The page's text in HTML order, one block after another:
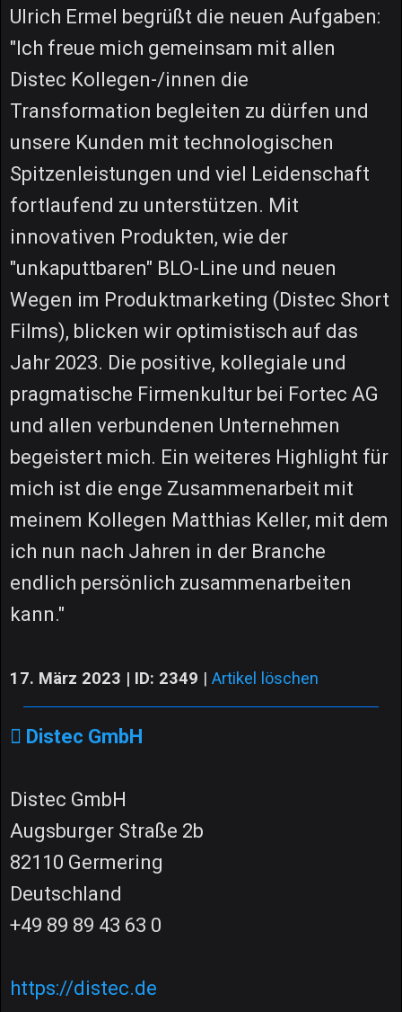
Ulrich Ermel begrüßt die neuen Aufgaben:
"Ich freue mich gemeinsam mit allen
Distec Kollegen-/innen die
Transformation begleiten zu dürfen und
unsere Kunden mit technologischen
Spitzenleistungen und viel Leidenschaft
fortlaufend zu unterstützen. Mit
innovativen Produkten, wie der
"unkaputtbaren" BLO-Line und neuen
Wegen im Produktmarketing (Distec Short
Films), blicken wir optimistisch auf das
Jahr 2023. Die positive, kollegiale und
pragmatische Firmenkultur bei Fortec AG
und allen verbundenen Unternehmen
begeistert mich. Ein weiteres Highlight für
mich ist die enge Zusammenarbeit mit
meinem Kollegen Matthias Keller, mit dem
ich nun nach Jahren in der Branche
endlich persönlich zusammenarbeiten
kann."
17. März 2023 | ID: 2349 | Artikel löschen
Distec GmbH
Distec GmbH
Augsburger Straße 2b
82110 Germering
Deutschland
+49 89 89 43 63 0
https://distec.de